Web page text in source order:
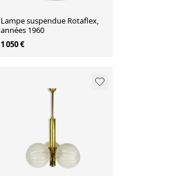
Lampe suspendue Rotaflex,
années 1960
1 050 €